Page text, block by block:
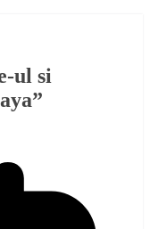
ul si